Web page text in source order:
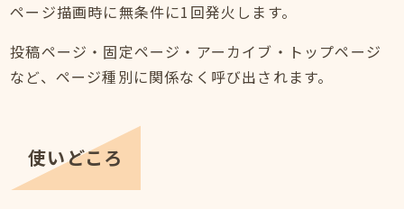
ページ描画時に無条件に1回発火します。
投稿ページ・固定ページ・アーカイブ・トップページ
など、ページ種別に関係なく呼び出されます。
使いどころ